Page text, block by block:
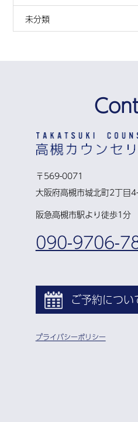
未分類
〒569-0071
大阪府高槻市城北町2丁
阪急高槻市駅より徒歩1分
090-9706-
ご予約につい
プライバシーポリシー